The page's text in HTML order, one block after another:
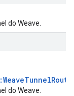
do Weave.
do Weave.